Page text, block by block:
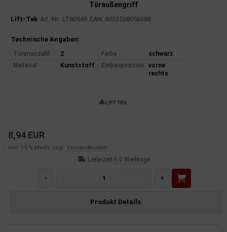
Türaußengriff
Lift-Tek Art.-Nr.: LT80549 EAN: 8033538056388
Produktinformationen
Technische Angaben:
Türenanzahl 2 Farbe
schwarz
Material
Kunststoff Einbauposition
vorne
rechts
8,94 EUR
inkl. 19 % MwSt. zzgl. Versandkosten
Lieferzeit:1-3 Werktage
- +
Produkt Details